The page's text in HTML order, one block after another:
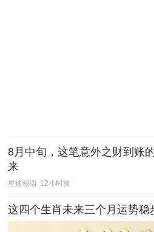
8月中旬，这笔意外之财到账
来
星途秘语 12小时前
这四个生肖未来三个月运势稳